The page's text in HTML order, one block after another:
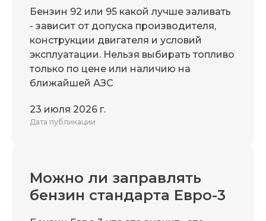
Бензин 92 или 95 какой лучше заливать
- зависит от допуска производителя,
конструкции двигателя и условий
эксплуатации. Нельзя выбирать топливо
только по цене или наличию на
ближайшей АЗС
23 июля 2026 г.
Дата публикации
Можно ли заправлять
бензин стандарта Евро-3